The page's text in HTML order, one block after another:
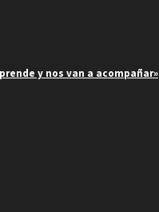
y nos van a acompañar»